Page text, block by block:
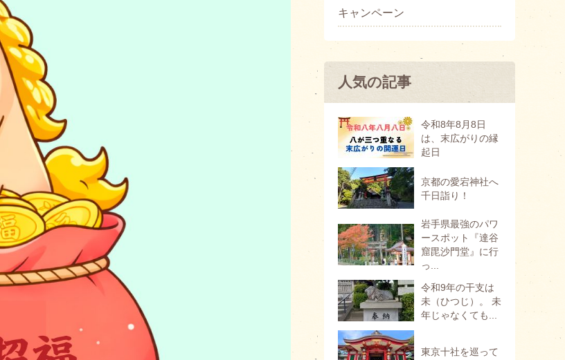
キャンペーン
人気の記事
令和8年8月8日
は、末広がりの縁
起日
京都の愛宕神社へ
千日詣り！
岩手県最強のパワ
ースポット『達谷
窟毘沙門堂』に行
っ...
令和9年の干支は
未（ひつじ）。 未
年じゃなくても...
東京十社を巡って